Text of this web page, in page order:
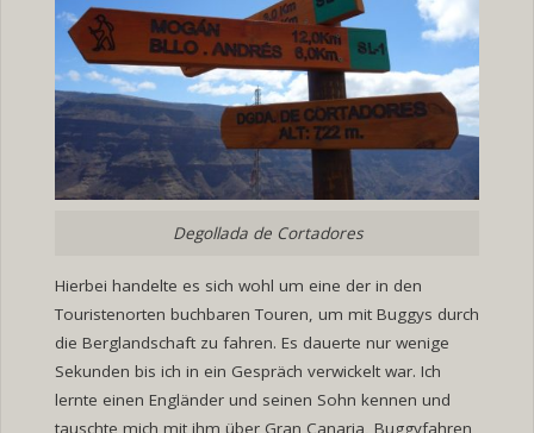
Degollada de Cortadores
Hierbei handelte es sich wohl um eine der in den
Touristenorten buchbaren Touren, um mit Buggys durch
die Berglandschaft zu fahren. Es dauerte nur wenige
Sekunden bis ich in ein Gespräch verwickelt war. Ich
lernte einen Engländer und seinen Sohn kennen und
tauschte mich mit ihm über Gran Canaria, Buggyfahren